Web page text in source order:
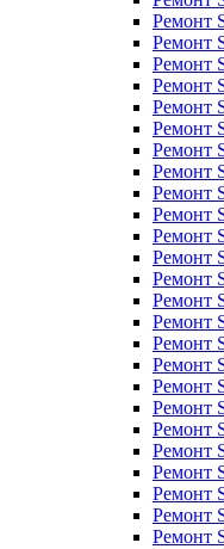
Ремонт
Ремонт
Ремонт
Ремонт
Ремонт
Ремонт
Ремонт
Ремонт
Ремонт
Ремонт
Ремонт
Ремонт
Ремонт
Ремонт
Ремонт
Ремонт
Ремонт
Ремонт
Ремонт
Ремонт
Ремонт
Ремонт
Ремонт
Ремонт
Ремонт